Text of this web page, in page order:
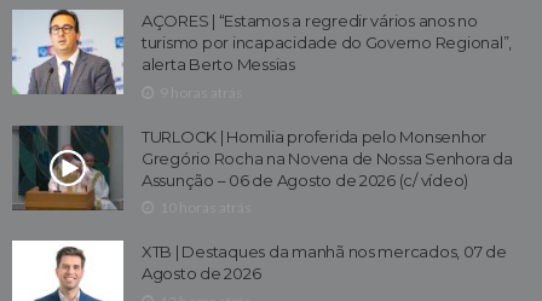
AÇORES | “Estamos a regredir vários anos no
turismo por incapacidade do Governo Regional”,
alerta Berto Messias
TURLOCK | Homilia proferida pelo Monsenhor
Gregório Rocha na Novena de Nossa Senhora da
Assunção – 06 de Agosto de 2026 (c/ vídeo)
XTB | Destaques da manhã nos mercados, 07 de
Agosto de 2026